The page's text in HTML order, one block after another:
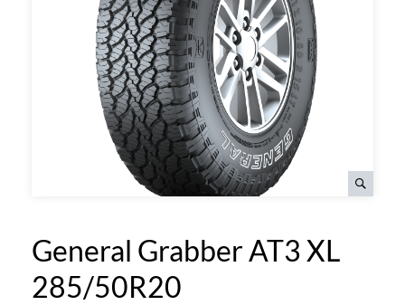
General Grabber AT3 XL
285/50R20